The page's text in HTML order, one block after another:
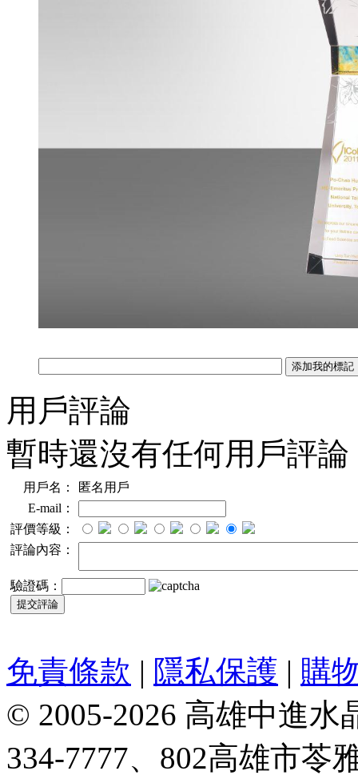
用戶評論
暫時還沒有任何用戶評論
用戶名：
匿名用戶
E-mail：
評價等級：
評論內容：
驗證碼：
免責條款 | 隱私保護 | 購
© 2005-2026 高雄中進水
334-7777、802高雄市苓